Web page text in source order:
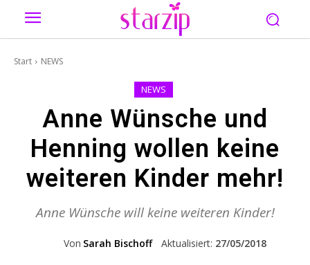
Start NEWS
NEWS
Anne Wünsche und
Henning wollen keine
weiteren Kinder mehr!
Anne Wünsche will keine weiteren Kinder!
Von Sarah Bischoff Aktualisiert: 27/05/2018